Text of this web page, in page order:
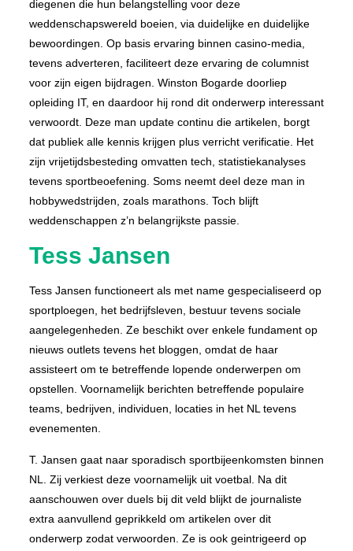
diegenen die hun belangstelling voor deze
weddenschapswereld boeien, via duidelijke en duidelijke
bewoordingen. Op basis ervaring binnen casino-media,
tevens adverteren, faciliteert deze ervaring de columnist
voor zijn eigen bijdragen. Winston Bogarde doorliep
opleiding IT, en daardoor hij rond dit onderwerp interessant
verwoordt. Deze man update continu die artikelen, borgt
dat publiek alle kennis krijgen plus verricht verificatie. Het
zijn vrijetijdsbesteding omvatten tech, statistiekanalyses
tevens sportbeoefening. Soms neemt deel deze man in
hobbywedstrijden, zoals marathons. Toch blijft
weddenschappen z’n belangrijkste passie.
Tess Jansen
Tess Jansen functioneert als met name gespecialiseerd op
sportploegen, het bedrijfsleven, bestuur tevens sociale
aangelegenheden. Ze beschikt over enkele fundament op
nieuws outlets tevens het bloggen, omdat de haar
assisteert om te betreffende lopende onderwerpen om
opstellen. Voornamelijk berichten betreffende populaire
teams, bedrijven, individuen, locaties in het NL tevens
evenementen.
T. Jansen gaat naar sporadisch sportbijeenkomsten binnen
NL. Zij verkiest deze voornamelijk uit voetbal. Na dit
aanschouwen over duels bij dit veld blijkt de journaliste
extra aanvullend geprikkeld om artikelen over dit
onderwerp zodat verwoorden. Ze is ook geintrigeerd op